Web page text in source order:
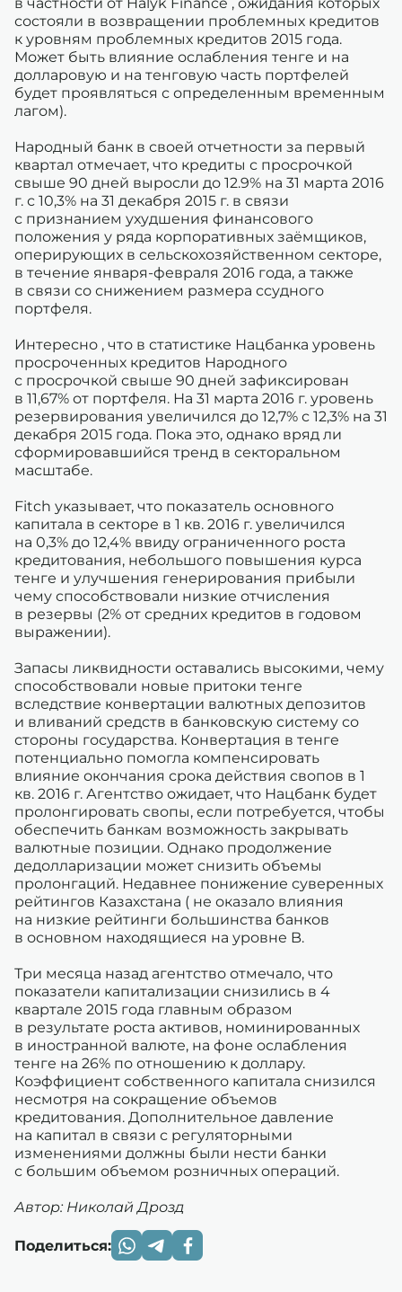
состояли в возвращении проблемных кредитов
к уровням проблемных кредитов 2015 года.
Может быть влияние ослабления тенге и на
долларовую и на тенговую часть портфелей
будет проявляться с определенным временным
лагом).
Народный банк в своей отчетности за первый
квартал отмечает, что кредиты с просрочкой
свыше 90 дней выросли до 12.9% на 31 марта 2016
г. с 10,3% на 31 декабря 2015 г. в связи
с признанием ухудшения финансового
положения у ряда корпоративных заёмщиков,
оперирующих в сельскохозяйственном секторе,
в течение января-февраля 2016 года, а также
в связи со снижением размера ссудного
портфеля.
Интересно , что в статистике Нацбанка уровень
просроченных кредитов Народного
с просрочкой свыше 90 дней зафиксирован
в 11,67% от портфеля. На 31 марта 2016 г. уровень
резервирования увеличился до 12,7% с 12,3% на 31
декабря 2015 года. Пока это, однако вряд ли
сформировавшийся тренд в секторальном
масштабе.
Fitch указывает, что показатель основного
капитала в секторе в 1 кв. 2016 г. увеличился
на 0,3% до 12,4% ввиду ограниченного роста
кредитования, небольшого повышения курса
тенге и улучшения генерирования прибыли
чему способствовали низкие отчисления
в резервы (2% от средних кредитов в годовом
выражении).
Запасы ликвидности оставались высокими, чему
способствовали новые притоки тенге
вследствие конвертации валютных депозитов
и вливаний средств в банковскую систему со
стороны государства. Конвертация в тенге
потенциально помогла компенсировать
влияние окончания срока действия свопов в 1
кв. 2016 г. Агентство ожидает, что Нацбанк будет
пролонгировать свопы, если потребуется, чтобы
обеспечить банкам возможность закрывать
валютные позиции. Однако продолжение
дедолларизации может снизить объемы
пролонгаций. Недавнее понижение суверенных
рейтингов Казахстана ( не оказало влияния
на низкие рейтинги большинства банков
в основном находящиеся на уровне B.
Три месяца назад агентство отмечало, что
показатели капитализации снизились в 4
квартале 2015 года главным образом
в результате роста активов, номинированных
в иностранной валюте, на фоне ослабления
тенге на 26% по отношению к доллару.
Коэффициент собственного капитала снизился
несмотря на сокращение объемов
кредитования. Дополнительное давление
на капитал в связи с регуляторными
изменениями должны были нести банки
с большим объемом розничных операций.
Автор: Николай Дрозд
Поделиться: